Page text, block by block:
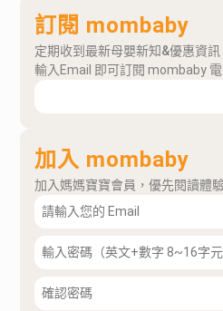
訂閱 mombaby
定期收到最新母嬰新知&優惠資訊
輸入Email 即可訂閱 mombaby
加入 mombaby
加入媽媽寶寶會員，優先閱讀體